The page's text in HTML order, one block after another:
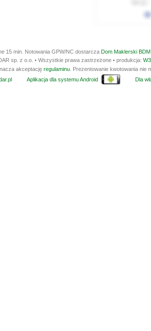
15 min. Notowania GPW/NC dostarcza Dom Maklerski
sp. z o.o. • Wszystkie prawa zastrzeżone • produkcja:
akceptację regulaminu. Prezentowanie kwotowania nie
Aplikacja dla systemu Android Dla